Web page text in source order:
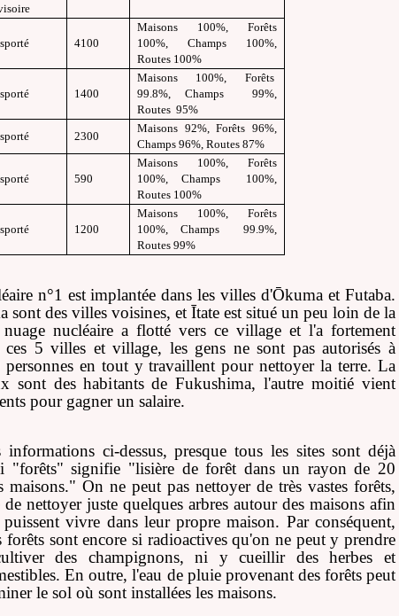
4100
Maisons 100%, Forêts
100%, Champs 100%,
Routes 100%
1400
Maisons 100%, Forêts
99.8%, Champs 99%,
Routes 95%
2300
Maisons 92%, Forêts 96%,
Champs 96%, Routes 87%
590
Maisons 100%, Forêts
100%, Champs 100%,
Routes 100%
1200
Maisons 100%, Forêts
100%, Champs 99.9%,
Routes 99%
n°1 est implantée dans les villes d'Ōkuma et Futaba.
sont des villes voisines, et Ītate est situé un peu loin de la
nucléaire a flotté vers ce village et l'a fortement
ces 5 villes et village, les gens ne sont pas autorisés à
en tout y travaillent pour nettoyer la terre. La
sont des habitants de Fukushima, l'autre moitié vient
pour gagner un salaire.
informations ci-dessus, presque tous les sites sont déjà
"forêts" signifie "lisière de forêt dans un rayon de 20
maisons." On ne peut pas nettoyer de très vastes forêts,
nettoyer juste quelques arbres autour des maisons afin
vivre dans leur propre maison. Par conséquent,
forêts sont encore si radioactives qu'on ne peut y prendre
des champignons, ni y cueillir des herbes et
En outre, l'eau de pluie provenant des forêts peut
le sol où sont installées les maisons.